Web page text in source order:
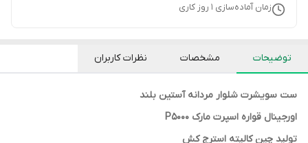
زمان آماده‌سازی 1 روز کاری
توضیحات مشخصات نظرات کاربران
ست سویشرت شلوار مردانه آستین بلند
اورجینال قواره اسپرت مارک P5000
تولید چین کالیته استرج کش